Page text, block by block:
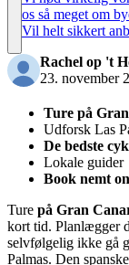
os så meget om
Vil helt sikkert
Rachel op 't
23. november
Ture på
Udforsk Las
De bedste
Lokale guider
Book nemt
Ture på Gran
kort tid. Planlægger
selvfølgelig ikke gå
Palmas. Den